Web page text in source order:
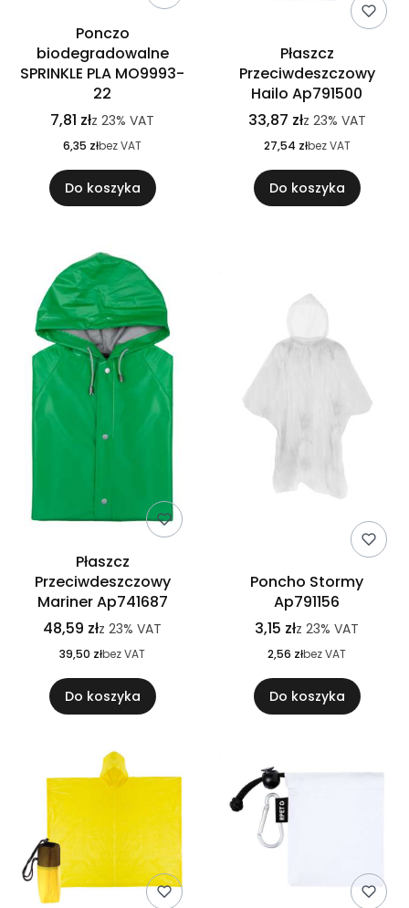
Ponczo
biodegradowalne
SPRINKLE PLA MO9993-
22
7,81 złz 23% VAT
6,35 złbez VAT
Do koszyka
Płaszcz
Przeciwdeszczowy
Hailo Ap791500
33,87 złz 23% VAT
27,54 złbez VAT
Do koszyka
Płaszcz
Przeciwdeszczowy
Mariner Ap741687
48,59 złz 23% VAT
39,50 złbez VAT
Do koszyka
Poncho Stormy
Ap791156
3,15 złz 23% VAT
2,56 złbez VAT
Do koszyka